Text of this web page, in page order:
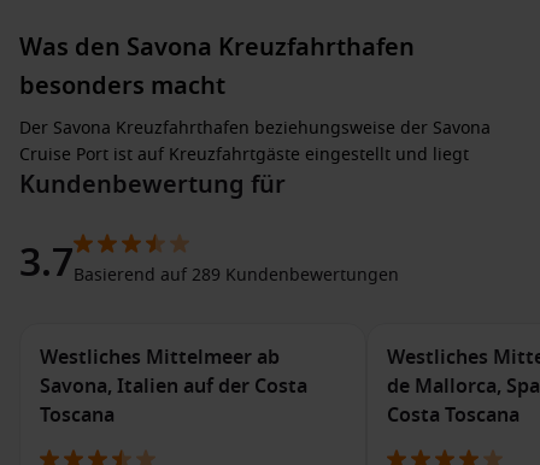
Was den Savona Kreuzfahrthafen
besonders macht
Der Savona Kreuzfahrthafen beziehungsweise der Savona
Cruise Port ist auf Kreuzfahrtgäste eingestellt und liegt
günstig zur Stadt. Das Cruise Terminal Savona
beginnen oder vor der Einschiffung noch Zeit in der Stadt
verbringen möchten. Auch als
Savona Cruise Terminalwird der Hafen häufig gesucht.
angenehm kurz.
Gut planbar:Der Hafen eignet sich sowohl für die direkte Einschiffung
als auch für einen kurzen Aufenthalt vor oder nach der Reise.
Typisch Ligurien:
Küste, Altstadt und Promenade liegen nah
beieinander und machen
auch für einen
Kundenbewertung für
3.7Basierend auf 289 Kundenbewertungen
Westliches Mittelmeer ab
Savona, Italien auf der Costa
Toscana
Westliches
de Mallorca,
Costa Toscana